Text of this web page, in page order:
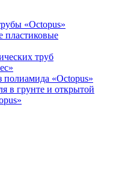
«Octopus»
пластиковые
труб
«Octopus»
в грунте и открытой